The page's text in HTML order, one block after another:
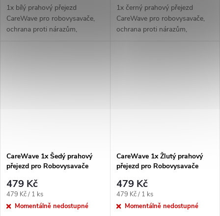
1x bílý prahový přejezd
CareWave pro robovysavače,
ochrana proti nárazům,
1x černý prahový přejezd
CareWave pro robovysavače,
ochrana proti nárazům,
CareWave 1x Šedý prahový
přejezd pro Robovysavače
479 Kč
Měrná
cena:
479 Kč / 1 ks
Momentálně nedostupné
CareWave 1x Žlutý prahový
přejezd pro Robovysavače
479 Kč
Měrná
cena:
479 Kč / 1 ks
Momentálně nedostupné